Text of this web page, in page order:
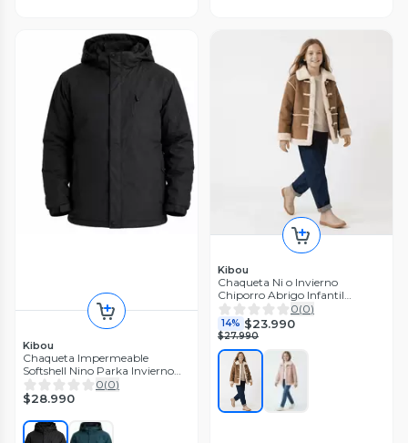
Kibou
Chaqueta Impermeable
Softshell Nino Parka Invierno
Termica
0(0)
$28.990
Kibou
Chaqueta Ni o Invierno
Chiporro Abrigo Infantil
Forrado
0(0)
14% $23.990
$27.990